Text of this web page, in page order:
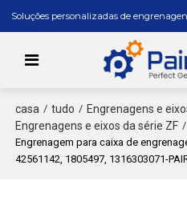
Soluções personalizadas de
casa / tudo / Engrenagens e
Engrenagens e eixos da série ZF /
Engrenagem para caixa de
42561142, 1805497, 1316303071-